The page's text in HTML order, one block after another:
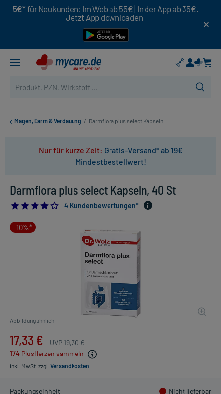
5€* für Neukunden: Im Web ab 55€ | In der App ab 35€.
Jetzt App downloaden
Magen, Darm & Verdauung / Darmflora plus select Kapseln
Nur für kurze Zeit: Gratis-Versand* ab 19€
Mindestbestellwert!
Darmflora plus select Kapseln, 40 St
3.75
4 Kundenbewertungen*
-10%*
Abbildung ähnlich
17,33 € UVP19,30 €
174 PlusHerzen sammeln
inkl. MwSt. zzgl. Versandkosten
Packungseinheit Nicht lieferbar